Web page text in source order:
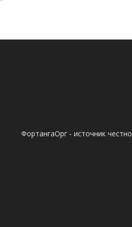
ФортангаОрг - источник